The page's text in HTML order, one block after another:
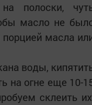
полоски,
масло не
масла
воды,
на огне еще 10-
склеить